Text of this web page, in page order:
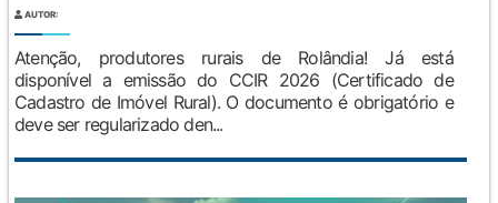
AUTOR:
Atenção, produtores rurais de Rolândia! Já está
disponível a emissão do CCIR 2026 (Certificado de
Cadastro de Imóvel Rural). O documento é obrigatório e
deve ser regularizado den...